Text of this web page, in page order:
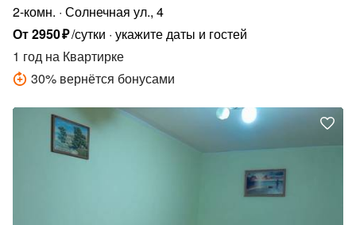
2-комн. Солнечная ул., 4
От2950₽/сутки укажите даты и гостей
1 год на Квартирке
30% вернётся бонусами